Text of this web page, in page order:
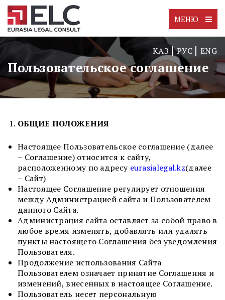
МЕНЮ
КАЗ РУС ENG
Пользовательское соглашение
ОБЩИЕ ПОЛОЖЕНИЯ
Настоящее Пользовательское соглашение (далее
– Соглашение) относится к сайту,
расположенному по адресу eurasialegal.kz(далее
– Сайт)
Настоящее Соглашение регулирует отношения
между Администрацией сайта и Пользователем
данного Сайта.
Администрация сайта оставляет за собой право в
любое время изменять, добавлять или удалять
пункты настоящего Соглашения без уведомления
Пользователя.
Продолжение использования Сайта
Пользователем означает принятие Соглашения и
изменений, внесенных в настоящее Соглашение.
Пользователь несет персональную